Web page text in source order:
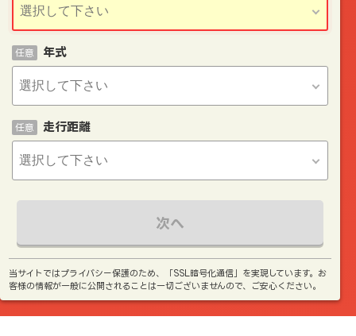
年式
任意
走行距離
任意
次へ
当サイトではプライバシー保護のため、「SSL暗号化通信」を実現しています。お
客様の情報が一般に公開されることは一切ございませんので、ご安心ください。